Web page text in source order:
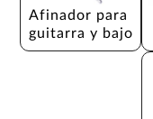
Afinador para
guitarra y bajo